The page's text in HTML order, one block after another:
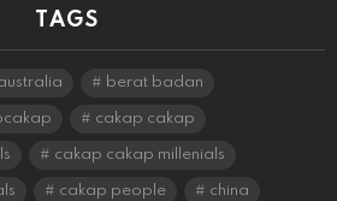
TAGS
berat badan
cakap cakap
cakap cakap millenials
cakap people china